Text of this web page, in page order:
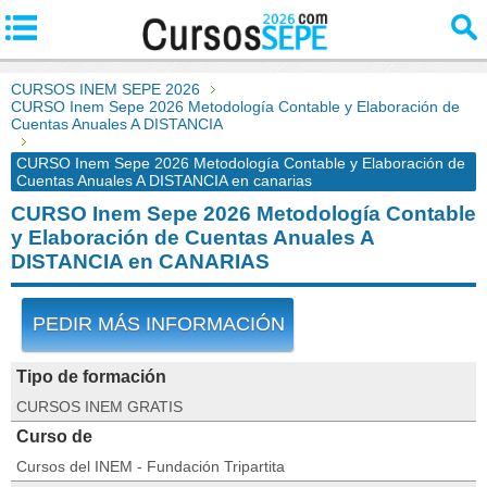
CURSOS INEM SEPE 2026
CURSO Inem Sepe 2026 Metodología Contable y Elaboración de
Cuentas Anuales A DISTANCIA
CURSO Inem Sepe 2026 Metodología Contable y Elaboración de
Cuentas Anuales A DISTANCIA en canarias
CURSO Inem Sepe 2026 Metodología Contable
y Elaboración de Cuentas Anuales A
DISTANCIA en CANARIAS
PEDIR MÁS INFORMACIÓN
Tipo de formación
CURSOS INEM GRATIS
Curso de
Cursos del INEM - Fundación Tripartita